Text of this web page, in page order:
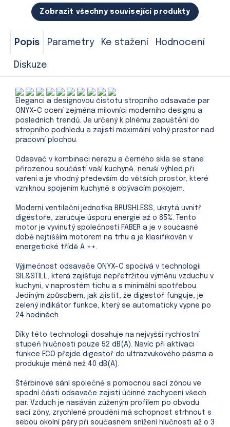
Zobrazit všechny související produkty
Popis Parametry Ke stažení Hodnocení
Diskuze
Eleganci a designovou čistotu stropního odsavače par
ONYX-C ocení zejména milovníci moderního designu a
posledních trendů. Je určený k plnému zapuštění do
stropního podhledu a zajistí maximální volný prostor nad
pracovní plochou.
Odsavač v kombinaci nerezu a černého skla se stane
přirozenou součástí vaší kuchyně, neruší výhled při
vaření a je vhodný především do větších prostor, které
vzniknou spojením kuchyně s obývacím pokojem.
Moderní ventilační jednotka BRUSHLESS, ukrytá uvnitř
digestoře, zaručuje úsporu energie až o 85%. Tento
motor je vyvinutý společností FABER a je v současné
době nejtišším motorem na trhu a je klasifikován v
energetické třídě A ++.
Výjimečnost odsavače ONYX-C spočívá v technologii
SIL&STILL, která zajišťuje nepřetržitou výměnu vzduchu v
kuchyni, v naprostém tichu a s minimální spotřebou.
Jediným způsobem, jak zjistit, že digestoř funguje, je
zelený indikátor funkce, který se automaticky vypne po
24 hodinách.
Díky této technologii dosahuje na nejvyšší rychlostní
stupeň hlučnosti pouze 52 dB(A). Navíc při aktivaci
funkce ECO přejde digestoř do ultrazvukového pásma a
produkuje méně než 40 dB(A).
Štěrbinové sání společně s pomocnou sací zónou ve
spodní části odsavače zajistí účinné zachycení všech
par. Vzduch je nasáván zúženým profilem po obvodu
sací zóny, zrychlené proudění má schopnost strhnout s
sebou okolní páry při současném snížení hlučnosti až o 3